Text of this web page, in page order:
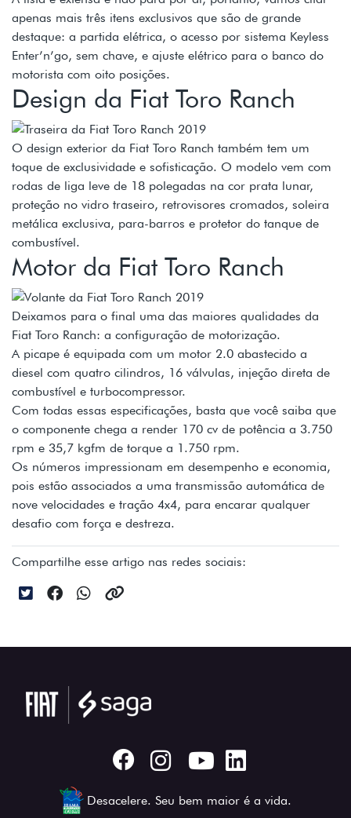
apenas mais três itens exclusivos que são de grande
destaque: a partida elétrica, o acesso por sistema Keyless
Enter’n’go, sem chave, e ajuste elétrico para o banco do
motorista com oito posições.
Design da Fiat Toro Ranch
O design exterior da Fiat Toro Ranch também tem um
toque de exclusividade e sofisticação. O modelo vem com
rodas de liga leve de 18 polegadas na cor prata lunar,
proteção no vidro traseiro, retrovisores cromados, soleira
metálica exclusiva, para-barros e protetor do tanque de
combustível.
Motor da Fiat Toro Ranch
Deixamos para o final uma das maiores qualidades da
Fiat Toro Ranch: a configuração de motorização.
A picape é equipada com um motor 2.0 abastecido a
diesel com quatro cilindros, 16 válvulas, injeção direta de
combustível e turbocompressor.
Com todas essas especificações, basta que você saiba que
o componente chega a render 170 cv de potência a 3.750
rpm e 35,7 kgfm de torque a 1.750 rpm.
Os números impressionam em desempenho e economia,
pois estão associados a uma transmissão automática de
nove velocidades e tração 4x4, para encarar qualquer
desafio com força e destreza.
Compartilhe esse artigo nas redes sociais:
Desacelere. Seu bem maior é a vida.